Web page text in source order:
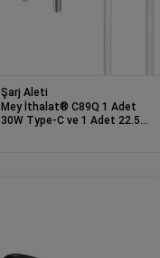
Şarj Aleti
Mey İthalat® C89Q 1 Adet
30W Type-C ve 1 Adet 22.5W